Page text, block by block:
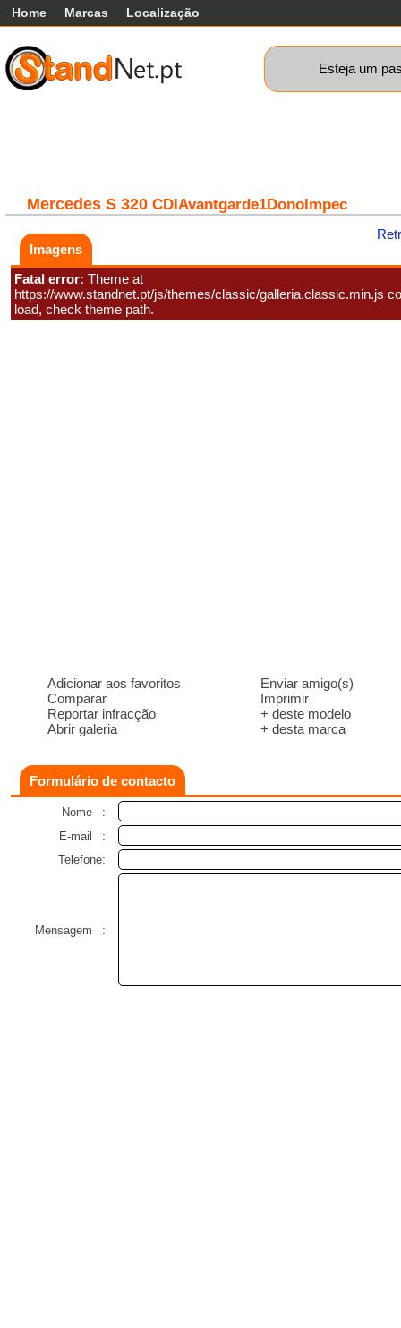
Home Marcas Localização
Esteja um
Mercedes S 320 CDIAvantgarde1DonoImpec
Imagens
Fatal error: Theme at
https://www.standnet.pt/js/themes/classic/galleria.classic.min.js
load, check theme path.
Adicionar aos favoritos
Comparar
Reportar infracção
Abrir galeria
Enviar amigo(s)
Imprimir
+ deste modelo
+ desta marca
Formulário de contacto
Nome
:
E-mail
:
Telefone:
Mensagem :